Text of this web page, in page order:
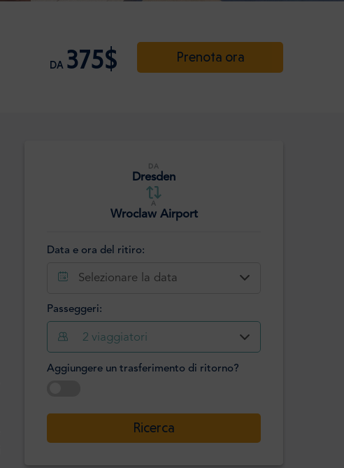
DA 375$ Prenota ora
DA
Dresden
A
Wroclaw Airport
Data e ora del ritiro:
Selezionare la data
Ora
:
Minuto
Confermare
Passeggeri:
2 viaggiatori
Aggiungere un trasferimento di ritorno?
Ricerca